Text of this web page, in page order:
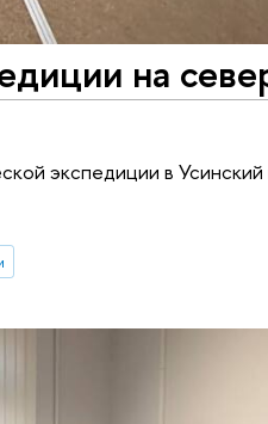
на
экспедиции в Усинский